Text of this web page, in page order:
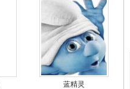
蓝精灵